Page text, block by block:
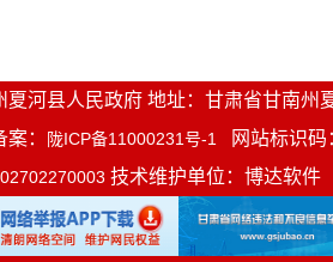
河县人民政府 地址：甘肃省甘南州
： 陇ICP备11000231号-1 网站标识码
技术维护单位：博达软件